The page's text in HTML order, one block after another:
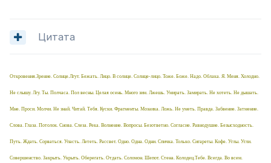
Цитата
Откровения.Зрение. Солнце.Лгут. Бежать. Лицо. В солнце. Солнце-лицо. Тоже. Боже. Надо. Облака. Я. Меня. Холодно.
Не слышу. Лгу. Ты. Полчаса. Пол весны. Целая осень. Много зим. Лжешь. Умирать. Замирать. Не хотеть. Не дышать.
Мне. Проси. Молчи. Не знай. Читай. Тебя. Куски. Фрагменты. Мозаика. Ложь. Не уметь. Правда. Забвение. Затмение.
Слова. Глаза. Потолок. Снова. Слеза. Река. Волнение. Вопросы. Безответно. Согласие. Равнодушие. Безысходность.
Путь. Ждать. Сорваться. Упасть. Лететь. Рассвет. Одно. Одна. Одни. Спичка. Только. Сигареты. Кофе. Углы. Угли.
Совершенство. Закрыть. Укрыть. Оберегать. Отдать. Соломон. Шепот. Стена. Колодец.Тебе. Всегда. Во всем.